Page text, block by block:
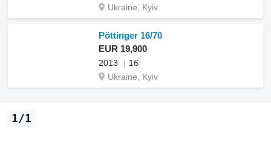
Ukraine, Kyiv
Pöttinger 16/70
EUR 19,900
2013
16
Ukraine, Kyiv
1/1